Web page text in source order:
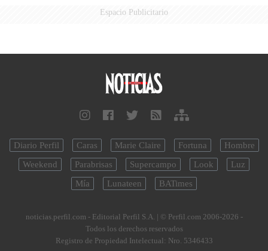
Espacio Publicitario
Diario Perfil Caras Marie Claire Fortuna
Hombre
Weekend
Parabrisas Supercampo Look
Luz
Mía
Lunateen BATimes
noticias.perfil.com - Editorial Perfil S.A. | © Perfil.com 2006-2026 -
Todos los derechos reservados
Registro de Propiedad Intelectual: Nro. 5346433